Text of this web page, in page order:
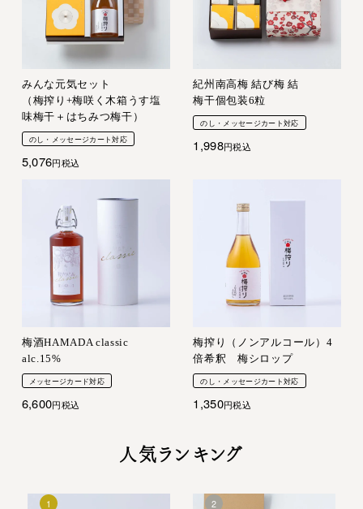
みんな元気セット
（梅搾り+梅咲く木箱うす塩
味梅干＋はちみつ梅干）
のし・メッセージカート対応
5,076 税込
紀州南高梅 結び梅 結
梅干個包装6粒
のし・メッセージカート対応
1,998 税込
梅酒HAMADA classic
alc.15%
メッセージカード対応
6,600 税込
梅搾り（ノンアルコール）4
倍希釈 梅シロップ
のし・メッセージカート対応
1,350 税込
人気ランキング